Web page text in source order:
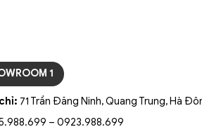
1
71 Trần Đăng Ninh, Quang Trung, Hà
– 0923.988.699